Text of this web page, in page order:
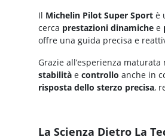
Il Michelin Pilot Super Sport è
cerca prestazioni dinamiche e
offre una guida precisa e
Grazie all’esperienza maturata
stabilità e controllo anche in
risposta dello sterzo precisa,
La Scienza Dietro La